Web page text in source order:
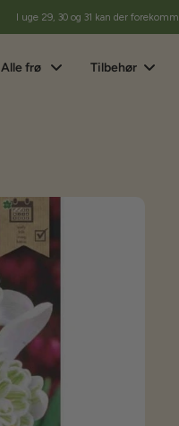
I uge 29, 30 og 31 kan der
Alle frø Tilbehør